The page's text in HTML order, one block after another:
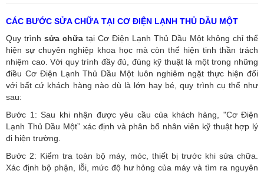
CÁC BƯỚC SỬA CHỮA TẠI CƠ ĐIỆN LẠNH THỦ DẦU MỘT
Quy trình sửa chữa tại Cơ Điện Lạnh Thủ Dầu Một không chỉ thể
hiện sự chuyên nghiệp khoa học mà còn thể hiện tinh thần trách
nhiệm cao. Với quy trình đầy đủ, đúng kỹ thuật là một trong những
điều Cơ Điện Lạnh Thủ Dầu Một luôn nghiêm ngặt thực hiện đối
với bất cứ khách hàng nào dù là lớn hay bé, quy trình cụ thể như
sau:
Bước 1: Sau khi nhận được yêu cầu của khách hàng, "Cơ Điện
Lạnh Thủ Dầu Một” xác định và phân bổ nhân viên kỹ thuật hợp lý
đi hiện trường.
Bước 2: Kiểm tra toàn bộ máy, móc, thiết bị trước khi sửa chữa.
Xác định bộ phận, lỗi, mức độ hư hỏng của máy và tìm ra nguyên